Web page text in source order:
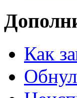
Как